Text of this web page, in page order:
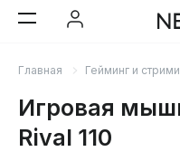
Главная Гейминг и
Игровая
Rival 110